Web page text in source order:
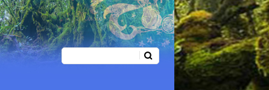
Borang carian